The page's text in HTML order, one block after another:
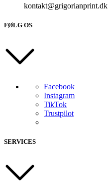
kontakt@grigorianprint.dk
FØLG OS
Facebook
Instagram
TikTok
Trustpilot
SERVICES